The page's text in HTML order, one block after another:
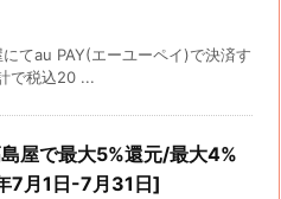
てau PAY(エーユーペイ)で決済す
で税込20 ...
屋で最大5%還元/最大4%
7月1日-7月31日]